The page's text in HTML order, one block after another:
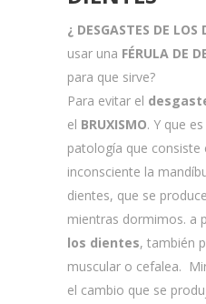
¿ DESGASTES DE LOS
usar una FÉRULA DE
para que sirve?
Para evitar el
el BRUXISMO. Y que es
patología que
inconsciente la
dientes, que se
mientras dormimos. a
los dientes, también
muscular o cefalea.
el cambio que se